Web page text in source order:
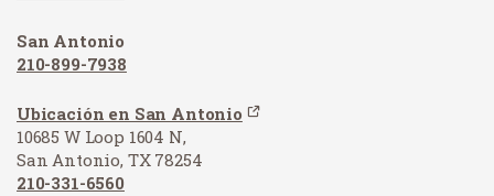
San Antonio
210-899-7938
Ubicación en San Antonio
10685 W Loop 1604 N,
San Antonio, TX 78254
210-331-6560